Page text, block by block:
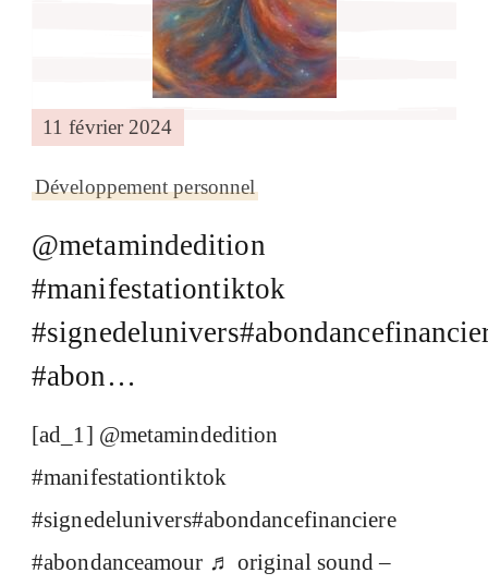
11 février 2024
Développement personnel
@metamindedition
#manifestationtiktok
#abon…
[ad_1] @metamindedition
#manifestationtiktok
#signedelunivers#abondancefinanciere
#abondanceamour ♬ original sound –